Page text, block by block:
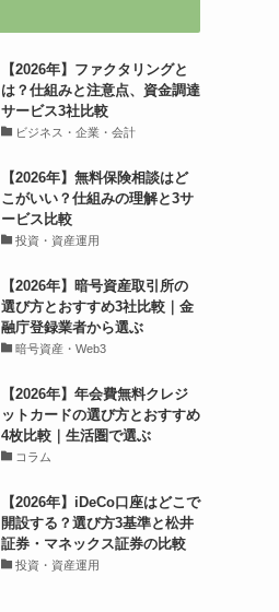
【2026年】ファクタリングと
は？仕組みと注意点、資金調達
サービス3社比較
ビジネス・企業・会計
【2026年】無料保険相談はど
こがいい？仕組みの理解と3サ
ービス比較
投資・資産運用
【2026年】暗号資産取引所の
選び方とおすすめ3社比較｜金
融庁登録業者から選ぶ
暗号資産・Web3
【2026年】年会費無料クレジ
ットカードの選び方とおすすめ
4枚比較｜生活圏で選ぶ
コラム
【2026年】iDeCo口座はどこで
開設する？選び方3基準と松井
証券・マネックス証券の比較
投資・資産運用